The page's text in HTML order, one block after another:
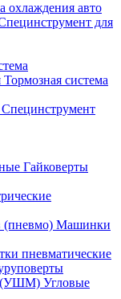
охлаждения авто
для
Тормозная система
Специнструмент
Гайковерты
Машинки
пневматические
Угловые